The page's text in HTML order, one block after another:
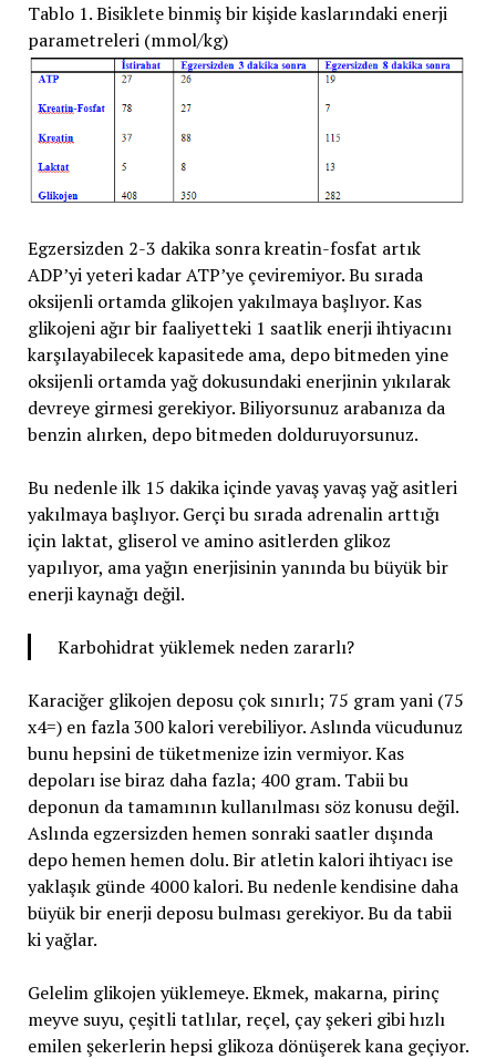
Tablo 1. Bisiklete binmiş bir kişide kaslarındaki enerji
parametreleri (mmol/kg)
Egzersizden 2-3 dakika sonra kreatin-fosfat artık
ADP’yi yeteri kadar ATP’ye çeviremiyor. Bu sırada
oksijenli ortamda glikojen yakılmaya başlıyor. Kas
glikojeni ağır bir faaliyetteki 1 saatlik enerji ihtiyacını
karşılayabilecek kapasitede ama, depo bitmeden yine
oksijenli ortamda yağ dokusundaki enerjinin yıkılarak
devreye girmesi gerekiyor. Biliyorsunuz arabanıza da
benzin alırken, depo bitmeden dolduruyorsunuz.
Bu nedenle ilk 15 dakika içinde yavaş yavaş yağ asitleri
yakılmaya başlıyor. Gerçi bu sırada adrenalin arttığı
için laktat, gliserol ve amino asitlerden glikoz
yapılıyor, ama yağın enerjisinin yanında bu büyük bir
enerji kaynağı değil.
Karbohidrat yüklemek neden zararlı?
Karaciğer glikojen deposu çok sınırlı; 75 gram yani (75
x4=) en fazla 300 kalori verebiliyor. Aslında vücudunuz
bunu hepsini de tüketmenize izin vermiyor. Kas
depoları ise biraz daha fazla; 400 gram. Tabii bu
deponun da tamamının kullanılması söz konusu değil.
Aslında egzersizden hemen sonraki saatler dışında
depo hemen hemen dolu. Bir atletin kalori ihtiyacı ise
yaklaşık günde 4000 kalori. Bu nedenle kendisine daha
büyük bir enerji deposu bulması gerekiyor. Bu da tabii
ki yağlar.
Gelelim glikojen yüklemeye. Ekmek, makarna, pirinç
meyve suyu, çeşitli tatlılar, reçel, çay şekeri gibi hızlı
emilen şekerlerin hepsi glikoza dönüşerek kana geçiyor.